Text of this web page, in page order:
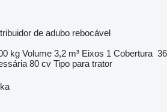
de adubo rebocável
kg Volume 3,2 m³ Eixos 1 Cobertura 36
80 cv Tipo para trator